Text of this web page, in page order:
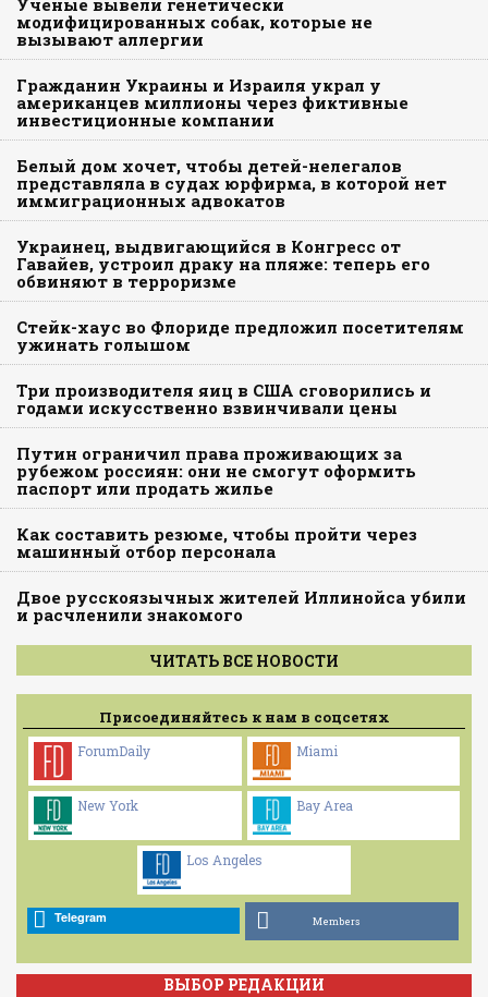
модифицированных собак, которые не
вызывают аллергии
Гражданин Украины и Израиля украл у
американцев миллионы через фиктивные
инвестиционные компании
Белый дом хочет, чтобы детей-нелегалов
представляла в судах юрфирма, в которой нет
иммиграционных адвокатов
Украинец, выдвигающийся в Конгресс от
Гавайев, устроил драку на пляже: теперь его
обвиняют в терроризме
Стейк-хаус во Флориде предложил посетителям
ужинать голышом
Три производителя яиц в США сговорились и
годами искусственно взвинчивали цены
Путин ограничил права проживающих за
рубежом россиян: они не смогут оформить
паспорт или продать жилье
Как составить резюме, чтобы пройти через
машинный отбор персонала
Двое русскоязычных жителей Иллинойса убили
и расчленили знакомого
ЧИТАТЬ ВСЕ НОВОСТИ
Присоединяйтесь к нам в соцсетях
ForumDaily Miami
New York Bay Area
Los Angeles
Telegram Members
ВЫБОР РЕДАКЦИИ